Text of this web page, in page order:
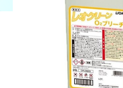
感染防止対策・食品衛生